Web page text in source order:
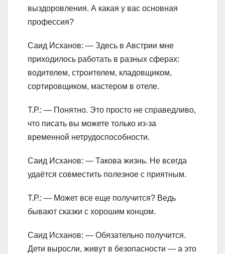
выздоровления. А какая у вас основная
профессия?
Саид Исханов: — Здесь в Австрии мне
приходилось работать в разных сферах:
водителем, строителем, кладовщиком,
сортировщиком, мастером в отеле.
Т.Р.: — Понятно. Это просто не справедливо,
что писать вы можете только из-за
временной нетрудоспособности.
Саид Исханов: — Такова жизнь. Не всегда
удаётся совместить полезное с приятным.
Т.Р.: — Может все еще получится? Ведь
бывают сказки с хорошим концом.
Саид Исханов: — Обязательно получится.
Дети выросли, живут в безопасности — а это